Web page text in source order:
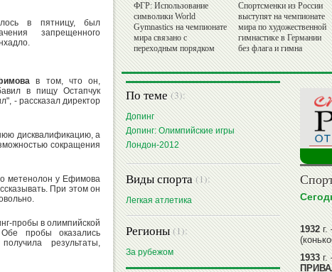
в пятницу, был
запрещенного
в том, что он,
в пищу Остапчук
- рассказал директор
дисквалификацию, а
сокращения
метенолон у Ефимова
При этом он
пробы в олимпийской
пробы оказались
результаты,
ФГР: Использование
символики World
Gymnastics на чемпионате
мира связано с
переходным порядком
Спортсменки из России
выступят на чемпионате
мира по художественной
гимнастике в Германии
без флага и гимна
По теме(3):
Допинг
Допинг: Олимпийские игры
Лондон-2012
Виды спорта(1):
Легкая атлетика
Регионы(1):
За рубежом
1932г.
1933г.